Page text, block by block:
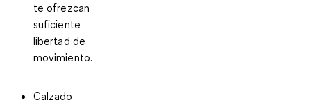
te ofrezcan
suficiente
libertad de
movimiento.
Calzado